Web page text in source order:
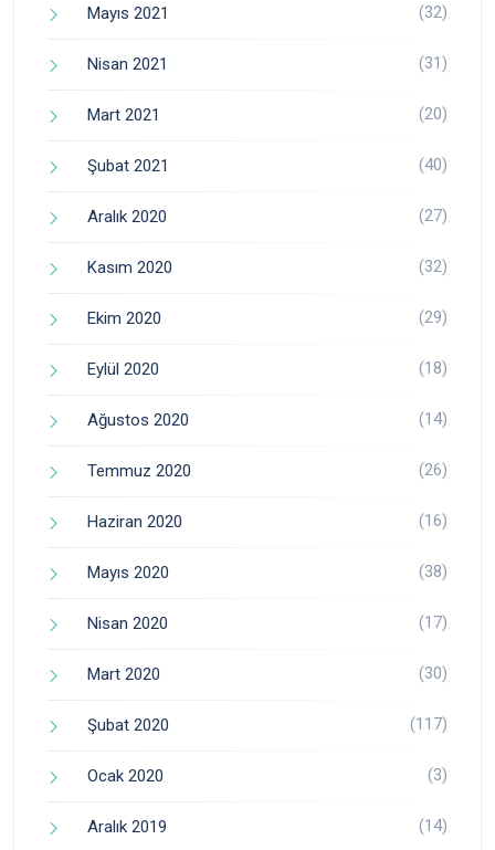
Mayıs 2021 (32)
Nisan 2021 (31)
Mart 2021 (20)
Şubat 2021 (40)
Aralık 2020 (27)
Kasım 2020 (32)
Ekim 2020 (29)
Eylül 2020 (18)
Ağustos 2020 (14)
Temmuz 2020 (26)
Haziran 2020 (16)
Mayıs 2020 (38)
Nisan 2020 (17)
Mart 2020 (30)
Şubat 2020 (117)
Ocak 2020 (3)
Aralık 2019 (14)